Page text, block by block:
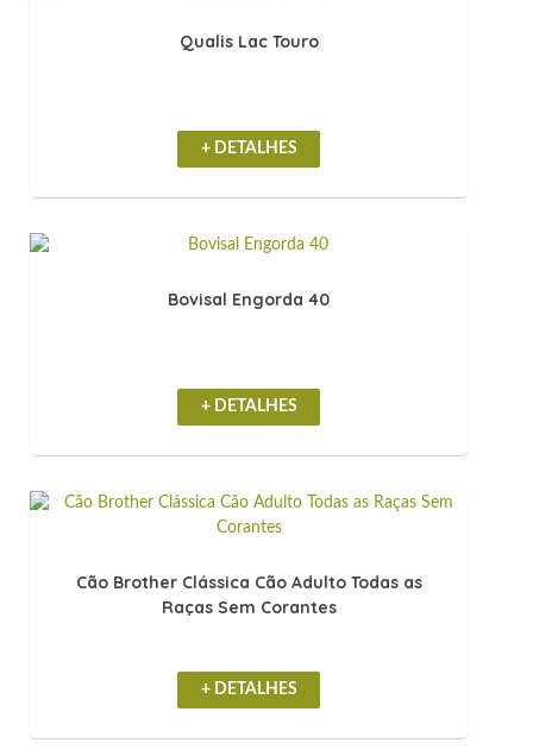
Qualis Lac Touro
+ DETALHES
Bovisal Engorda 40
+ DETALHES
Cão Brother Clássica Cão Adulto Todas as
Raças Sem Corantes
+ DETALHES